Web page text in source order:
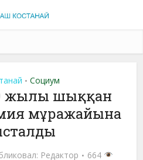
• Социум
жылы шыққан
мұражайына
Редактор
664